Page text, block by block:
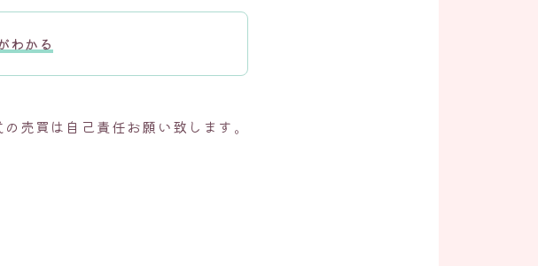
わかる
売買は自己責任お願い致します。